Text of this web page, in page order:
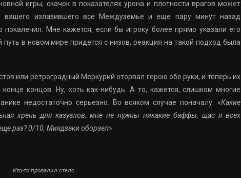
игры, скачок в показателях урона и плотности врагов может
излазившего все Междуземье и еще пару минут назад
покалечил. Мне кажется, если бы игроку более прямо указали его
в новом мире придется с низов, реакция на такой подход была
или ретроградный Меркурий оторвал герою обе руки, и теперь их
концов. Ну, хоть как-нибудь. А то, кажется, слишком многие
недостаточно серьезно. Во всяком случае поначалу. «Какие
хрень для казуалов, мне не нужны никакие баффы, щас я всех
раз? 0/10, Миядзаки оборзел».
Кто-то провалил стелс